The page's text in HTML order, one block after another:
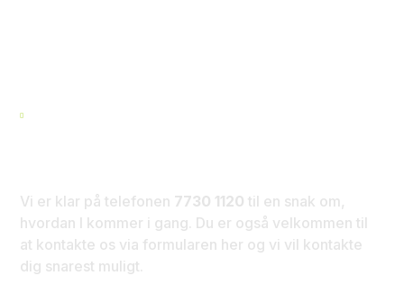

Vi er klar på telefonen 7730 1120 til en snak om,
hvordan I kommer i gang. Du er også velkommen til
at kontakte os via formularen her og vi vil kontakte
dig snarest muligt.